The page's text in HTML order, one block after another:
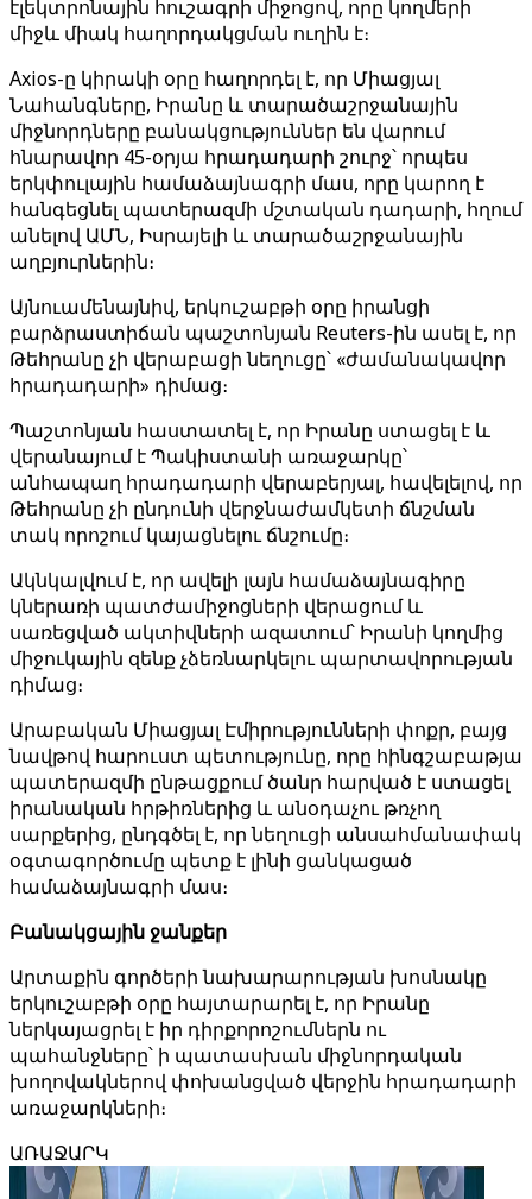
էլեկտրոնային հուշագրի միջոցով, որը կողմերի
միջև միակ հաղորդակցման ուղին է։
Axios-ը կիրակի օրը հաղորդել է, որ Միացյալ
Նահանգները, Իրանը և տարածաշրջանային
միջնորդները բանակցություններ են վարում
հնարավոր 45-օրյա հրադադարի շուրջ՝ որպես
երկփուլային համաձայնագրի մաս, որը կարող է
հանգեցնել պատերազմի մշտական ​​​​դադարի, հղում
անելով ԱՄՆ, Իսրայելի և տարածաշրջանային
աղբյուրներին։
Այնուամենայնիվ, երկուշաբթի օրը իրանցի
բարձրաստիճան պաշտոնյան Reuters-ին ասել է, որ
Թեհրանը չի վերաբացի նեղուցը՝ «ժամանակավոր
հրադադարի» դիմաց։
Պաշտոնյան հաստատել է, որ Իրանը ստացել է և
վերանայում է Պակիստանի առաջարկը՝
անհապաղ հրադադարի վերաբերյալ, հավելելով, որ
Թեհրանը չի ընդունի վերջնաժամկետի ճնշման
տակ որոշում կայացնելու ճնշումը։
Ակնկալվում է, որ ավելի լայն համաձայնագիրը
կներառի պատժամիջոցների վերացում և
սառեցված ակտիվների ազատում՝ Իրանի կողմից
միջուկային զենք չձեռնարկելու պարտավորության
դիմաց։
Արաբական Միացյալ Էմիրությունների փոքր, բայց
նավթով հարուստ պետությունը, որը հինգշաբաթյա
պատերազմի ընթացքում ծանր հարված է ստացել
իրանական հրթիռներից և անօդաչու թռչող
սարքերից, ընդգծել է, որ նեղուցի անսահմանափակ
օգտագործումը պետք է լինի ցանկացած
համաձայնագրի մաս։
Բանակցային ջանքեր
Արտաքին գործերի նախարարության խոսնակը
երկուշաբթի օրը հայտարարել է, որ Իրանը
ներկայացրել է իր դիրքորոշումներն ու
պահանջները՝ ի պատասխան միջնորդական
խողովակներով փոխանցված վերջին հրադադարի
առաջարկների։
ԱՌԱՋԱՐԿ